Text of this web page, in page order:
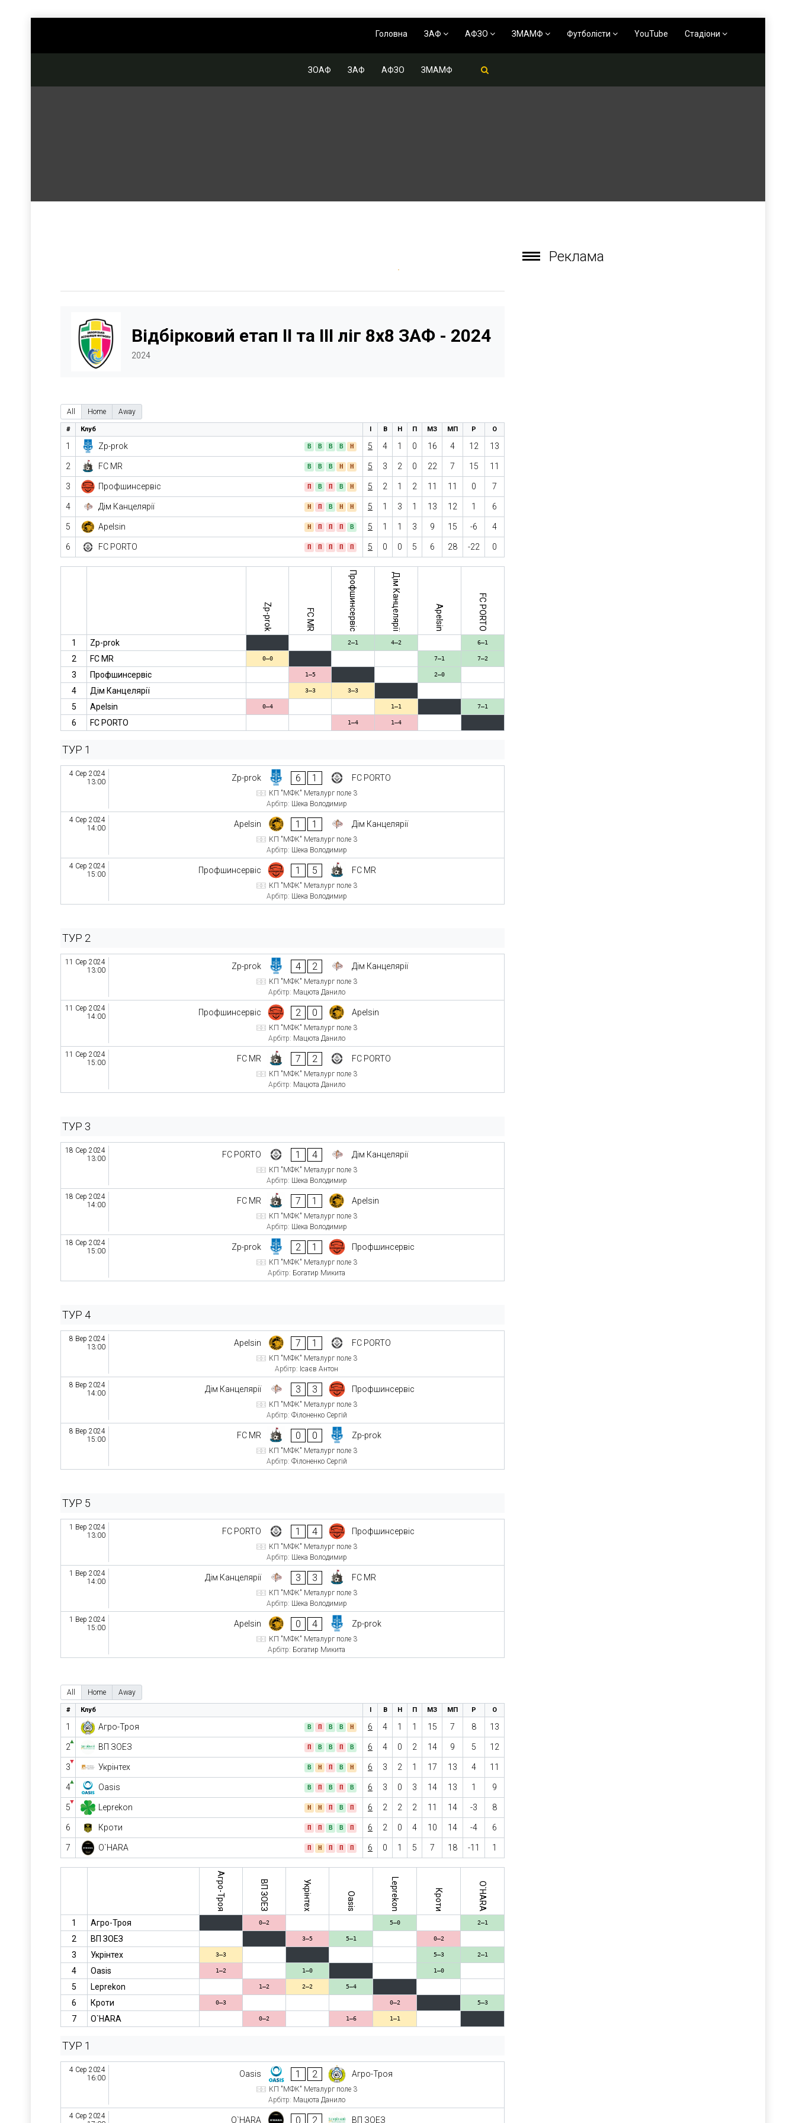
Головна ЗАФ АФЗО ЗМАМФ Футболісти YouTube Стадіони
ЗОАФ ЗАФ АФЗО ЗМАМФ
Відбірковий етап ІІ та ІІІ ліг 8x8 ЗАФ - 2024
2024
All Home Away
# Клуб І В Н П МЗ МП Р О
1 Zp-prok В В В В Н 5 4 1 0 16 4 12 13
2 FC MR В В В Н Н 5 3 2 0 22 7 15 11
3 Профшинсервіс П В П В Н 5 2 1 2 11 11 0 7
4 Дім Канцелярії Н П В Н Н 5 1 3 1 13 12 1 6
5 Apelsin Н П П П В 5 1 1 3 9 15 -6 4
6 FC PORTO П П П П П 5 0 0 5 6 28 -22 0
Zp-prok FC MR Профшинсервіс Дім Канцелярії Apelsin FC PORTO
1 Zp-prok 2–1 4–2 6–1
2 FC MR 0–0 7–1 7–2
3 Профшинсервіс 1–5 2–0
4 Дім Канцелярії 3–3 3–3
5 Apelsin 0–4 1–1 7–1
6 FC PORTO 1–4 1–4
ТУР 1
4 Сер 2024
13:00
Zp-prok 6 1 FC PORTO
КП "МФК" Металург поле 3
Арбітр: Шека Володимир
4 Сер 2024
14:00
Apelsin 1 1 Дім Канцелярії
КП "МФК" Металург поле 3
Арбітр: Шека Володимир
4 Сер 2024
15:00
Профшинсервіс 1 5 FC MR
КП "МФК" Металург поле 3
Арбітр: Шека Володимир
ТУР 2
11 Сер 2024
13:00
Zp-prok 4 2 Дім Канцелярії
КП "МФК" Металург поле 3
Арбітр: Мацюта Данило
11 Сер 2024
14:00
Профшинсервіс 2 0 Apelsin
КП "МФК" Металург поле 3
Арбітр: Мацюта Данило
11 Сер 2024
15:00
FC MR 7 2 FC PORTO
КП "МФК" Металург поле 3
Арбітр: Мацюта Данило
ТУР 3
18 Сер 2024
13:00
FC PORTO 1 4 Дім Канцелярії
КП "МФК" Металург поле 3
Арбітр: Шека Володимир
18 Сер 2024
14:00
FC MR 7 1 Apelsin
КП "МФК" Металург поле 3
Арбітр: Шека Володимир
18 Сер 2024
15:00
Zp-prok 2 1 Профшинсервіс
КП "МФК" Металург поле 3
Арбітр: Богатир Микита
ТУР 4
8 Вер 2024
13:00
Apelsin 7 1 FC PORTO
КП "МФК" Металург поле 3
Арбітр: Ісаєв Антон
8 Вер 2024
14:00
Дім Канцелярії 3 3 Профшинсервіс
КП "МФК" Металург поле 3
Арбітр: Філоненко Сергій
8 Вер 2024
15:00
FC MR 0 0 Zp-prok
КП "МФК" Металург поле 3
Арбітр: Філоненко Сергій
ТУР 5
1 Вер 2024
13:00
FC PORTO 1 4 Профшинсервіс
КП "МФК" Металург поле 3
Арбітр: Шека Володимир
1 Вер 2024
14:00
Дім Канцелярії 3 3 FC MR
КП "МФК" Металург поле 3
Арбітр: Шека Володимир
1 Вер 2024
15:00
Apelsin 0 4 Zp-prok
КП "МФК" Металург поле 3
Арбітр: Богатир Микита
All Home Away
# Клуб І В Н П МЗ МП Р О
1 Агро-Троя В П В В Н 6 4 1 1 15 7 8 13
2
▲
ВП ЗОЕЗ П В В П В 6 4 0 2 14 9 5 12
3
▼
Укрінтех В Н П В Н 6 3 2 1 17 13 4 11
4
▲
Oasis В П В П В 6 3 0 3 14 13 1 9
5
▼
Leprekon Н Н П В П 6 2 2 2 11 14 -3 8
6 Кроти П П В В П 6 2 0 4 10 14 -4 6
7 O`HARA П Н П П П 6 0 1 5 7 18 -11 1
Агро-Троя ВП ЗОЕЗ Укрінтех Oasis Leprekon Кроти O`HARA
1 Агро-Троя 0–2 5–0 2–1
2 ВП ЗОЕЗ 3–5 5–1 0–2
3 Укрінтех 3–3 5–3 2–1
4 Oasis 1–2 1–0 1–0
5 Leprekon 1–2 2–2 5–4
6 Кроти 0–3 0–2 5–3
7 O`HARA 0–2 1–6 1–1
ТУР 1
4 Сер 2024
16:00
Oasis 1 2 Агро-Троя
КП "МФК" Металург поле 3
Арбітр: Мацюта Данило
4 Сер 2024
O`HARA 0 2 ВП ЗОЕЗ
Реклама